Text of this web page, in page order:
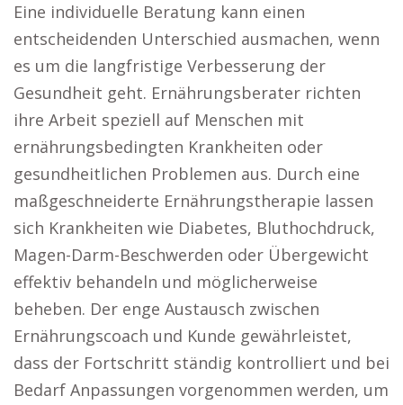
Eine individuelle Beratung kann einen
entscheidenden Unterschied ausmachen, wenn
es um die langfristige Verbesserung der
Gesundheit geht. Ernährungsberater richten
ihre Arbeit speziell auf Menschen mit
ernährungsbedingten Krankheiten oder
gesundheitlichen Problemen aus. Durch eine
maßgeschneiderte Ernährungstherapie lassen
sich Krankheiten wie Diabetes, Bluthochdruck,
Magen-Darm-Beschwerden oder Übergewicht
effektiv behandeln und möglicherweise
beheben. Der enge Austausch zwischen
Ernährungscoach und Kunde gewährleistet,
dass der Fortschritt ständig kontrolliert und bei
Bedarf Anpassungen vorgenommen werden, um